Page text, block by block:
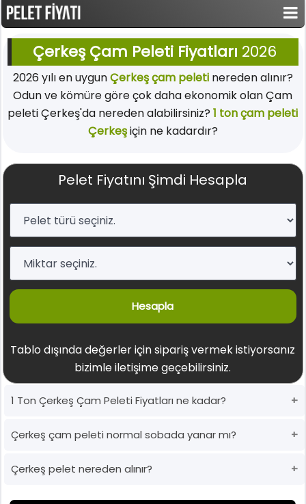
Çerkeş Çam Peleti Fiyatları 2026
2026 yılı en uygunÇerkeş çam peletinereden alınır?
Odun ve kömüre göre çok daha ekonomik olan Çam
peleti Çerkeş'da nereden alabilirsiniz?1 ton çam peleti
Çerkeşiçin ne kadardır?
Pelet Fiyatını Şimdi Hesapla
Hesapla
Tablo dışında değerler için sipariş vermek istiyorsanız
bizimle iletişime geçebilirsiniz.
1 Ton Çerkeş Çam Peleti Fiyatları ne kadar?
Çerkeş çam peleti normal sobada yanar mı?
Çerkeş pelet nereden alınır?